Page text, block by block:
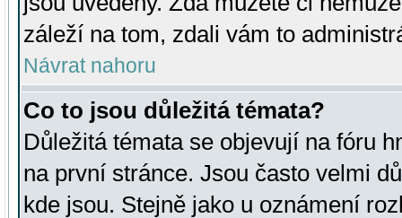
záleží na tom, zdali vám to
Návrat nahoru
Co to jsou důležitá témata?
Důležitá témata se objevují na fóru
na první stránce. Jsou často velmi
kde jsou. Stejně jako u oznámení